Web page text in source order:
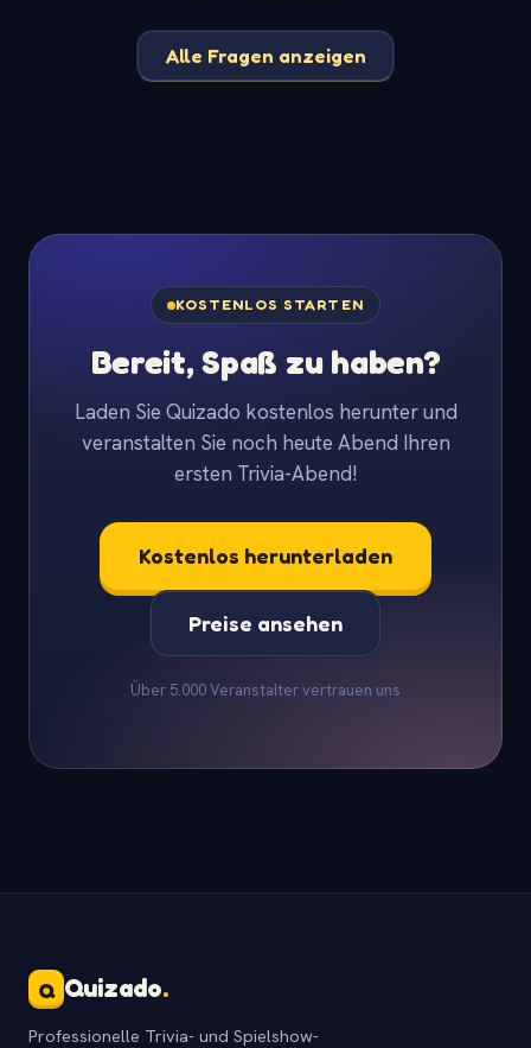
Alle Fragen anzeigen
KOSTENLOS STARTEN
Bereit, Spaß zu haben?
Laden Sie Quizado kostenlos herunter und
veranstalten Sie noch heute Abend Ihren
ersten Trivia-Abend!
Kostenlos herunterladen
Preise ansehen
Über 5.000 Veranstalter vertrauen uns
Q Quizado.
Professionelle Trivia- und Spielshow-